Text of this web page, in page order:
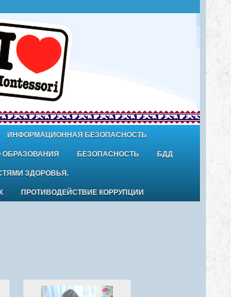
ИНФОРМАЦИОННАЯ БЕЗОПАСНОСТЬ
ОБРАЗОВАНИЯ БЕЗОПАСНОСТЬ БДД
ЗДОРОВЬЯ.
ПРОТИВОДЕЙСТВИЕ КОРРУПЦИИ